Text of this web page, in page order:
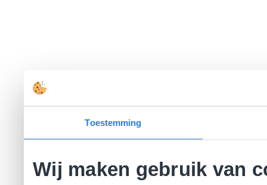
Toestemming
Wij maken gebruik van